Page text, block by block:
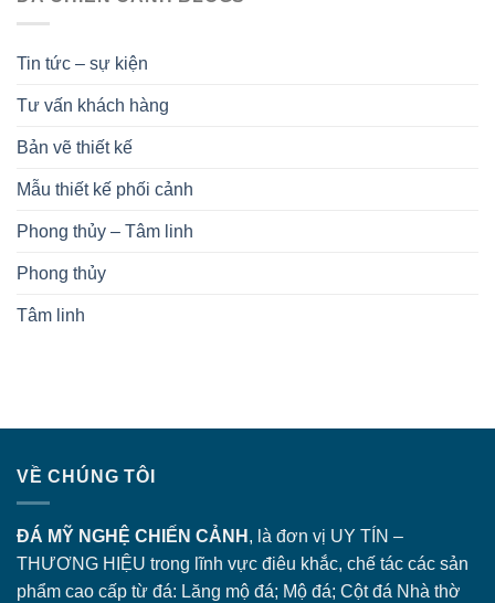
Tin tức – sự kiện
Tư vấn khách hàng
Bản vẽ thiết kế
Mẫu thiết kế phối cảnh
Phong thủy – Tâm linh
Phong thủy
Tâm linh
VỀ CHÚNG TÔI
ĐÁ MỸ NGHỆ CHIẾN CẢNH , là đơn vị UY TÍN –
THƯƠNG HIỆU trong lĩnh vực điêu khắc, chế tác các sản
phẩm cao cấp từ đá: Lăng mộ đá; Mộ đá; Cột đá Nhà thờ